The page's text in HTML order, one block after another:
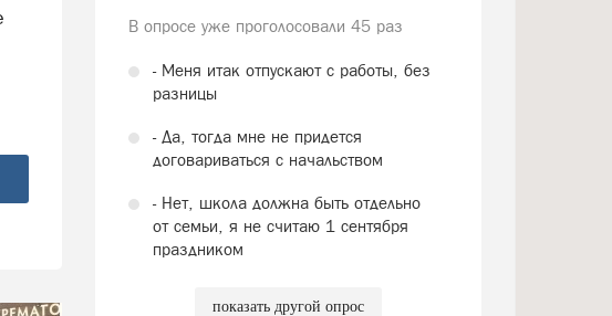
В опросе уже проголосовали 45 раз
- Меня итак отпускают с работы, без
разницы
- Да, тогда мне не придется
договариваться с начальством
- Нет, школа должна быть отдельно
от семьи, я не считаю 1 сентября
праздником
показать другой опрос